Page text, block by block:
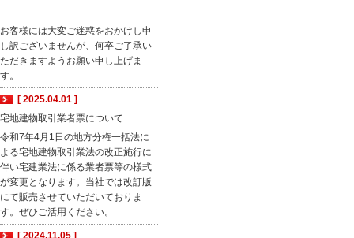
お客様には大変ご迷惑をおかけし申
し訳ございませんが、何卒ご了承い
ただきますようお願い申し上げま
す。
[ 2025.04.01 ]
宅地建物取引業者票について
令和7年4月1日の地方分権一括法に
よる宅地建物取引業法の改正施行に
伴い宅建業法に係る業者票等の様式
が変更となります。当社では改訂版
にて販売させていただいておりま
す。ぜひご活用ください。